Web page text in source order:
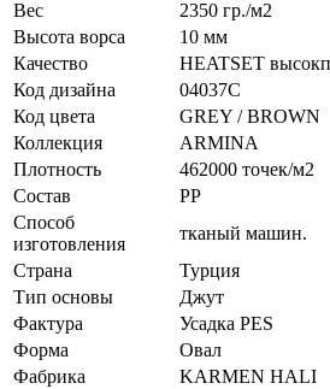
Вес
2350 гр./м2
Высота ворса
10 мм
Качество
HEATSET
Код дизайна
04037C
Код цвета
GREY / BROWN
Коллекция
ARMINA
Плотность
462000 точек/м2
Состав
PP
Способ
изготовления
тканый машин.
Страна
Турция
Тип основы
Джут
Фактура
Усадка PES
Форма
Овал
Фабрика
KARMEN HALI